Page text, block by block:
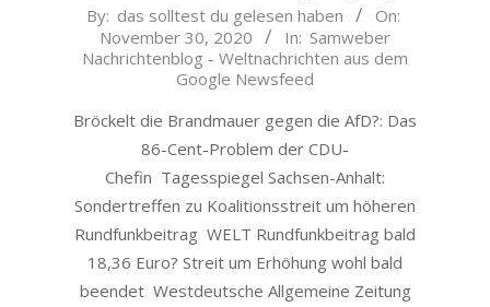
2020-
30
By: das solltest du gelesen haben
On:
November 30, 2020
In: Samweber
Nachrichtenblog - Weltnachrichten aus dem
Google Newsfeed
Bröckelt die Brandmauer gegen die AfD?: Das
86-Cent-Problem der CDU-
Chefin Tagesspiegel Sachsen-Anhalt:
Sondertreffen zu Koalitionsstreit um höheren
Rundfunkbeitrag WELT Rundfunkbeitrag bald
18,36 Euro? Streit um Erhöhung wohl bald
beendet Westdeutsche Allgemeine Zeitung